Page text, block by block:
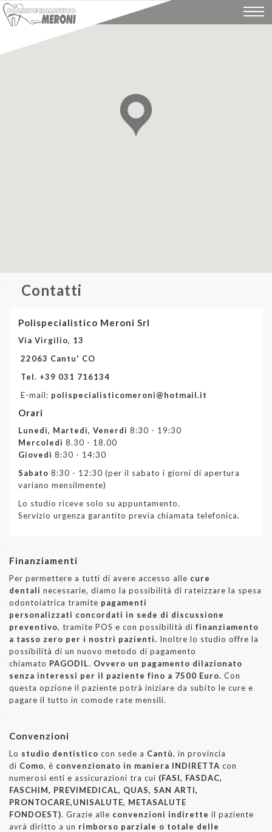
Contatti
Contatti
Polispecialistico Meroni Srl
Via Virgilio, 13
22063 Cantu' CO
Tel. +39 031 716134
E-mail: polispecialisticomeroni@hotmail.it
Orari
Lunedì, Martedì, Venerdì 8:30 - 19:30
Mercoledì 8.30 - 18.00
Giovedì 8:30 - 14:30
Sabato 8:30 - 12:30 (per il sabato i giorni di apertura
variano mensilmente)
Lo studio riceve solo su appuntamento.
Servizio urgenza garantito previa chiamata telefonica.
Finanziamenti
Per permettere a tutti di avere accesso allecure
dentalinecessarie, diamo la possibilità di rateizzare la spesa
odontoiatrica tramitepagamenti
personalizzati concordati in sede di discussione
preventivo, tramite POS e con possibilità difinanziamento
a tasso zero per i nostri pazienti.Inoltre lo studio offre la
possibilità di un nuovo metodo di pagamento
chiamatoPAGODIL. Ovvero un pagamento dilazionato
senza interessi per il paziente fino a 7500 Euro.Con
questa opzione il paziente potrà iniziare da subito le cure e
pagare il tutto in comode rate mensili.
Convenzioni
Lostudio dentisticocon sede aCantù, in provincia
diComo, èconvenzionato in maniera INDIRETTAcon
numerosi enti e assicurazioni tra cui(FASI, FASDAC,
FASCHIM, PREVIMEDICAL, QUAS, SAN ARTI,
PRONTOCARE,UNISALUTE, METASALUTE
FONDOEST). Grazie alleconvenzioni indiretteil paziente
avrà diritto a unrimborso parziale o totale delle